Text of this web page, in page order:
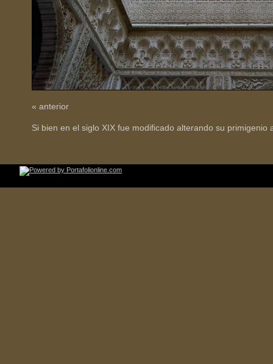
« anterior
Si bien en el siglo XIX fue modificado alterando su